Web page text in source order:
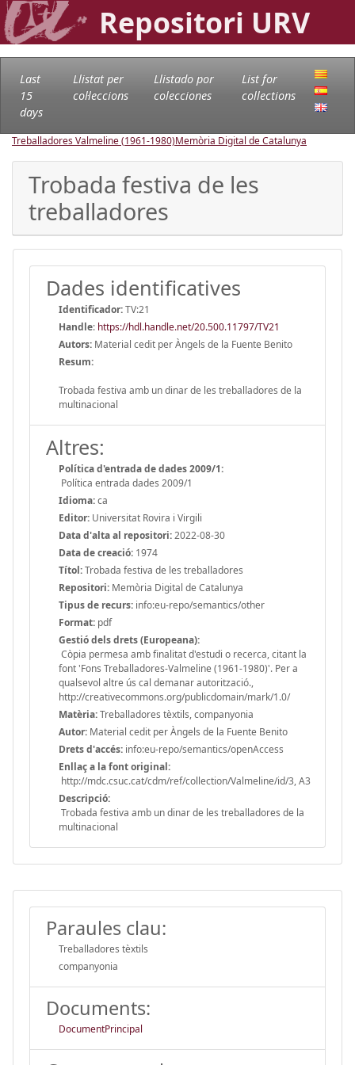
Repositori URV
Last
15
days
Llistat per
col·leccions
Llistado por
colecciones
List for
collections
Treballadores Valmeline (1961-1980)Memòria Digital de Catalunya
Trobada festiva de les
treballadores
Dades identificatives
Identificador:TV:21
Handle: https://hdl.handle.net/20.500.11797/TV21
Autors: Material cedit per Àngels de la Fuente Benito
Resum:
Trobada festiva amb un dinar de les treballadores de la
multinacional
Altres:
Política d'entrada de dades 2009/1:
Política entrada dades 2009/1
Idioma:ca
Editor: Universitat Rovira i Virgili
Data d'alta al repositori:2022-08-30
Data de creació: 1974
Títol:Trobada festiva de les treballadores
Repositori: Memòria Digital de Catalunya
Tipus de recurs: info:eu-repo/semantics/other
Format: pdf
Gestió dels drets (Europeana):
Còpia permesa amb finalitat d'estudi o recerca, citant la
font 'Fons Treballadores-Valmeline (1961-1980)'. Per a
qualsevol altre ús cal demanar autorització.,
http://creativecommons.org/publicdomain/mark/1.0/
Matèria:Treballadores tèxtils, companyonia
Autor: Material cedit per Àngels de la Fuente Benito
Drets d'accés: info:eu-repo/semantics/openAccess
Enllaç a la font original:
http://mdc.csuc.cat/cdm/ref/collection/Valmeline/id/3, A3
Descripció:
Trobada festiva amb un dinar de les treballadores de la
multinacional
Paraules clau:
Treballadores tèxtils
companyonia
Documents:
DocumentPrincipal